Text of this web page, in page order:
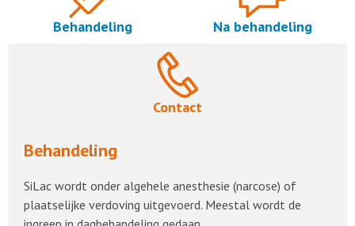
Behandeling Na behandeling
Contact
Behandeling
SiLac wordt onder algehele anesthesie (narcose) of
plaatselijke verdoving uitgevoerd. Meestal wordt de